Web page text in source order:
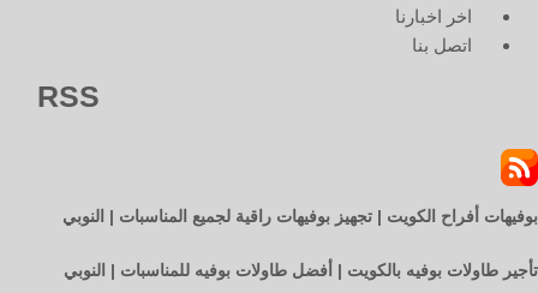
اخر اخبارنا
اتصل بنا
RSS
بوفيهات أفراح الكويت | تجهيز بوفيهات راقية لجميع المناسبات | النوبي
تأجير طاولات بوفيه بالكويت | أفضل طاولات بوفيه للمناسبات | النوبي